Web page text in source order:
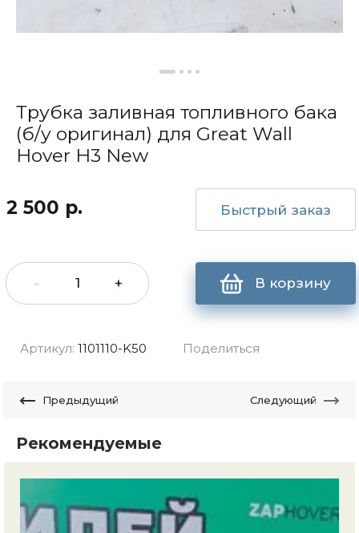
Трубка заливная топливного бака
(б/у оригинал) для Great Wall
Hover H3 New
2 500 р. Быстрый заказ
- + В корзину
Артикул: 1101110-K50 Поделиться
Предыдущий Следующий
Рекомендуемые